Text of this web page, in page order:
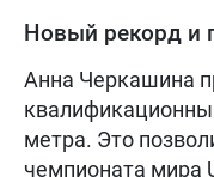
Новый рекорд и
Анна Черкашина
метра. Это
чемпионата мира